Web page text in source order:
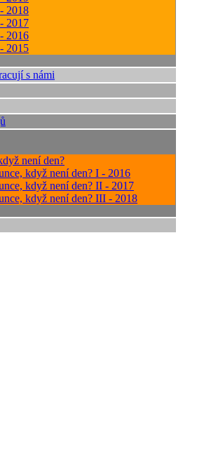
2018
2017
2016
2015
s námi
není den?
když není den? I - 2016
když není den? II - 2017
když není den? III - 2018